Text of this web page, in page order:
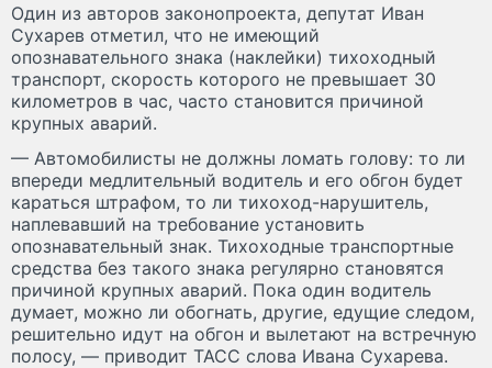
Один из авторов законопроекта, депутат Иван
Сухарев отметил, что не имеющий
опознавательного знака (наклейки) тихоходный
транспорт, скорость которого не превышает 30
километров в час, часто становится причиной
крупных аварий.
— Автомобилисты не должны ломать голову: то ли
впереди медлительный водитель и его обгон будет
караться штрафом, то ли тихоход-нарушитель,
наплевавший на требование установить
опознавательный знак. Тихоходные транспортные
средства без такого знака регулярно становятся
причиной крупных аварий. Пока один водитель
думает, можно ли обогнать, другие, едущие следом,
решительно идут на обгон и вылетают на встречную
полосу, — приводит ТАСС слова Ивана Сухарева.